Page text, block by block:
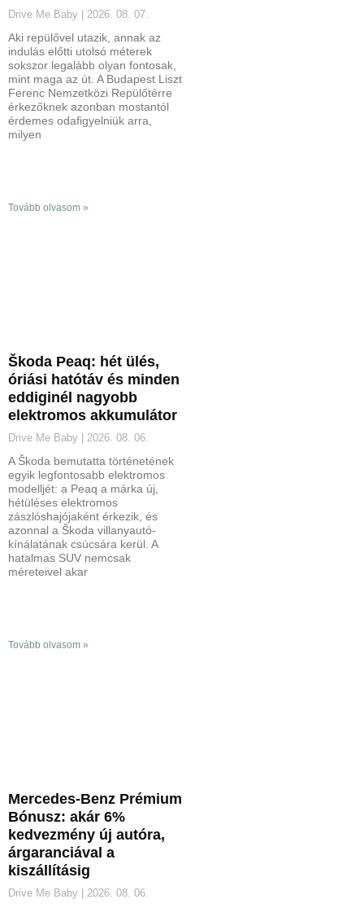
Drive Me Baby 2026. 08. 07.
Aki repülővel utazik, annak az
indulás előtti utolsó méterek
sokszor legalább olyan fontosak,
mint maga az út. A Budapest Liszt
Ferenc Nemzetközi Repülőtérre
érkezőknek azonban mostantól
érdemes odafigyelniük arra,
milyen
Tovább olvasom »
Škoda Peaq: hét ülés,
óriási hatótáv és minden
eddiginél nagyobb
elektromos akkumulátor
Drive Me Baby 2026. 08. 06.
A Škoda bemutatta történetének
egyik legfontosabb elektromos
modelljét: a Peaq a márka új,
hétüléses elektromos
zászlóshajójaként érkezik, és
azonnal a Škoda villanyautó-
kínálatának csúcsára kerül. A
hatalmas SUV nemcsak
méreteivel akar
Tovább olvasom »
Mercedes-Benz Prémium
Bónusz: akár 6%
kedvezmény új autóra,
árgaranciával a
kiszállításig
Drive Me Baby 2026. 08. 06.